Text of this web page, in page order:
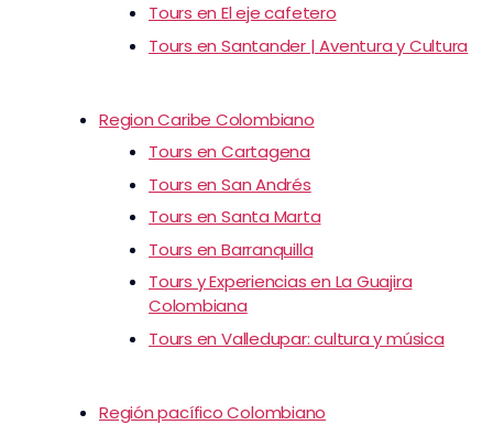
Tours en El eje cafetero
Tours en Santander | Aventura y Cultura
Region Caribe Colombiano
Tours en Cartagena
Tours en San Andrés
Tours en Santa Marta
Tours en Barranquilla
Tours y Experiencias en La Guajira
Colombiana
Tours en Valledupar: cultura y música
Región pacífico Colombiano